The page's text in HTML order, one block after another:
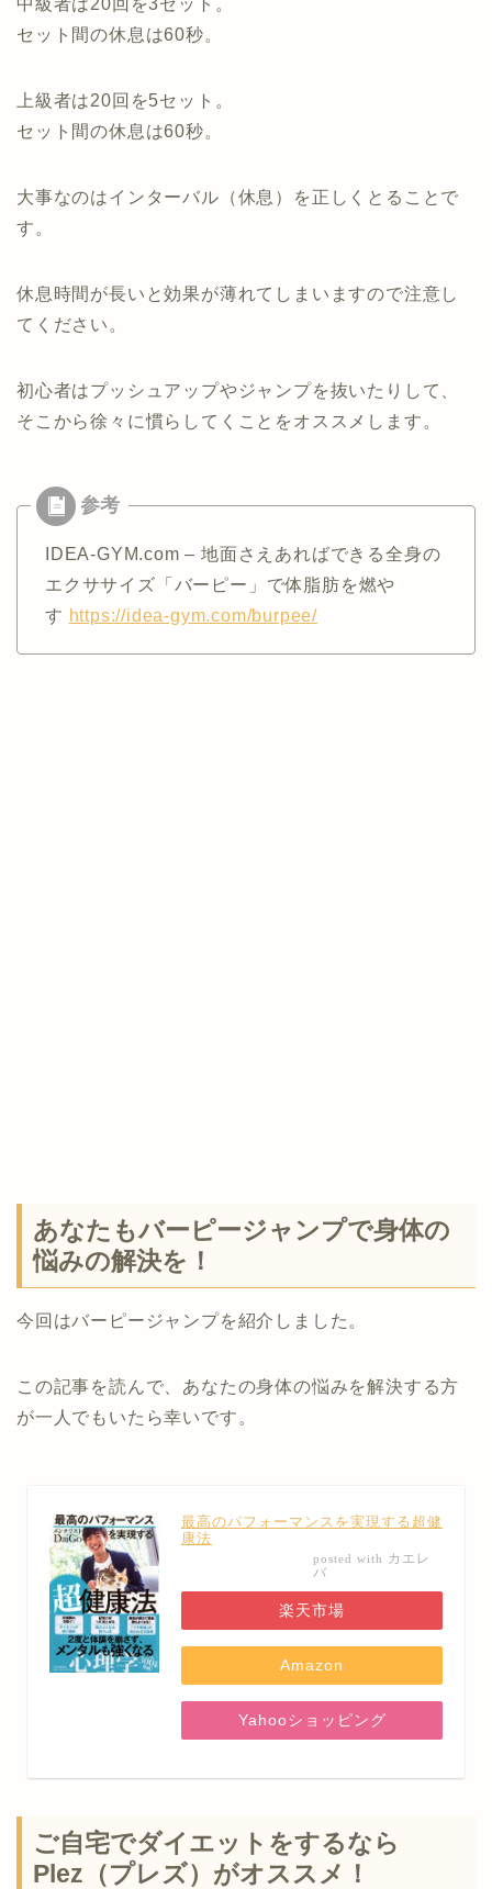
セット間の休息は60秒。
上級者は20回を5セット。
セット間の休息は60秒。
大事なのはインターバル（休息）を正しくとることで
す。
休息時間が長いと効果が薄れてしまいますので注意し
てください。
初心者はプッシュアップやジャンプを抜いたりして、
そこから徐々に慣らしてくことをオススメします。
IDEA-GYM.com – 地面さえあればできる全身の
エクササイズ「バーピー」で体脂肪を燃や
す https://idea-gym.com/burpee/
あなたもバーピージャンプで身体の
悩みの解決を！
今回はバーピージャンプを紹介しました。
この記事を読んで、あなたの身体の悩みを解決する方
が一人でもいたら幸いです。
最高のパフォーマンスを実現する超健
康法
posted with カエレ
バ
楽天市場
Amazon
Yahooショッピング
ご自宅でダイエットをするなら
Plez（プレズ）がオススメ！